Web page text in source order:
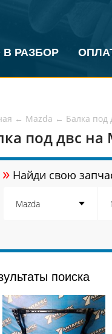
В РАЗБОР
← Mazda ← Балка под
под двс на
» Найди свою
поиска